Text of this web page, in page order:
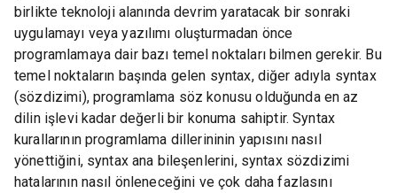
birlikte teknoloji alanında devrim yaratacak bir sonraki
uygulamayı veya yazılımı oluşturmadan önce
programlamaya dair bazı temel noktaları bilmen gerekir. Bu
temel noktaların başında gelen syntax, diğer adıyla syntax
(sözdizimi), programlama söz konusu olduğunda en az
dilin işlevi kadar değerli bir konuma sahiptir. Syntax
kurallarının programlama dillerininin yapısını nasıl
yönettiğini, syntax ana bileşenlerini, syntax sözdizimi
hatalarının nasıl önleneceğini ve çok daha fazlasını